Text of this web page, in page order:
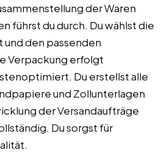
der Waren
führst du durch. Du wählst die
den passenden
Verpackung erfolgt
Du erstellst alle
und Zollunterlagen
der Versandaufträge
Du sorgst für